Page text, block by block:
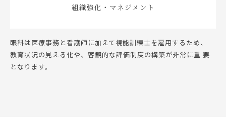
組織強化・マネジメント
眼科は医療事務と看護師に加えて視能訓練士を雇用するため、
教育状況の見える化や、客観的な評価制度の構築が非常に重 要
となります。